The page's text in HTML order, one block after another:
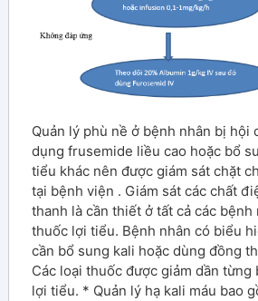
Quản lý phù nề ở bệnh nhân bị hội
dụng frusemide liều cao hoặc bổ
tiểu khác nên được giám sát chặt
tại bệnh viện . Giám sát các chất
thanh là cần thiết ở tất cả các bệnh
thuốc lợi tiểu. Bệnh nhân có biểu
cần bổ sung kali hoặc dùng đồng
Các loại thuốc được giảm dần từng
lợi tiểu. * Quản lý hạ kali máu bao